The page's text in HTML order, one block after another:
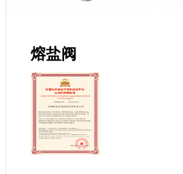
熔盐阀